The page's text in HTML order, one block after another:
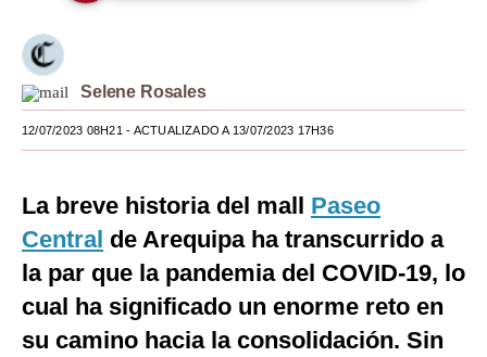
Mundo
EEUU
Internacional
Tecnología
Club del Suscriptor
Mix
Selene Rosales
12/07/2023 08H21 - ACTUALIZADO A 13/07/2023 17H36
La breve historia del mall Paseo
Central de Arequipa ha transcurrido a
la par que la pandemia del COVID-19, lo
cual ha significado un enorme reto en
su camino hacia la consolidación. Sin